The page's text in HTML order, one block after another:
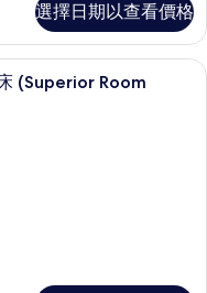
選擇日期以查看價格
房, 1 張標準雙人床和 1 張沙
(Superior Room